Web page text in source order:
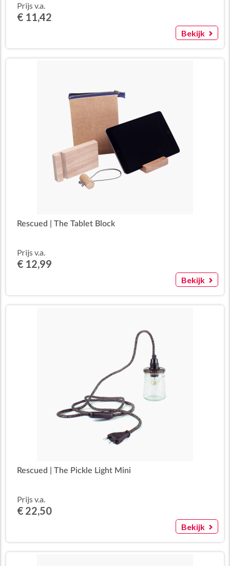
Prijs v.a.
€ 11,42
Bekijk
Rescued | The Tablet Block
Prijs v.a.
€ 12,99
Bekijk
Rescued | The Pickle Light Mini
Prijs v.a.
€ 22,50
Bekijk